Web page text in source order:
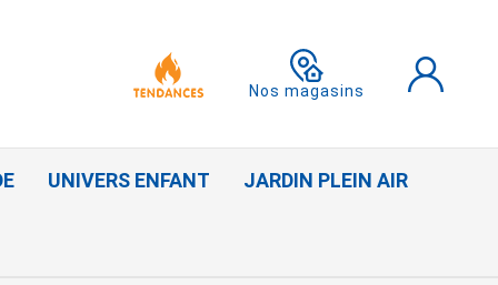
Nos magasins
UNIVERS ENFANT JARDIN PLEIN AIR